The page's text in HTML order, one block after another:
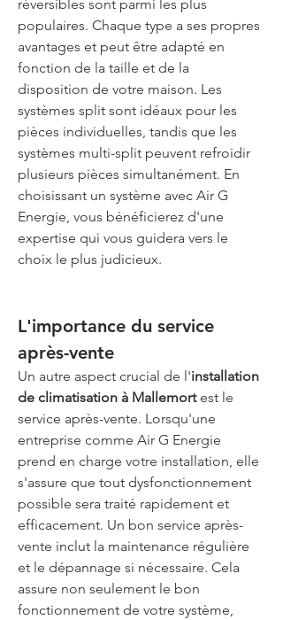
réversibles sont parmi les plus
populaires. Chaque type a ses propres
avantages et peut être adapté en
fonction de la taille et de la
disposition de votre maison. Les
systèmes split sont idéaux pour les
pièces individuelles, tandis que les
systèmes multi-split peuvent refroidir
plusieurs pièces simultanément. En
choisissant un système avec Air G
Energie, vous bénéficierez d'une
expertise qui vous guidera vers le
choix le plus judicieux.
L'importance du service
après-vente
Un autre aspect crucial de l'installation
de climatisation à Mallemort est le
service après-vente. Lorsqu'une
entreprise comme Air G Energie
prend en charge votre installation, elle
s'assure que tout dysfonctionnement
possible sera traité rapidement et
efficacement. Un bon service après-
vente inclut la maintenance régulière
et le dépannage si nécessaire. Cela
assure non seulement le bon
fonctionnement de votre système,